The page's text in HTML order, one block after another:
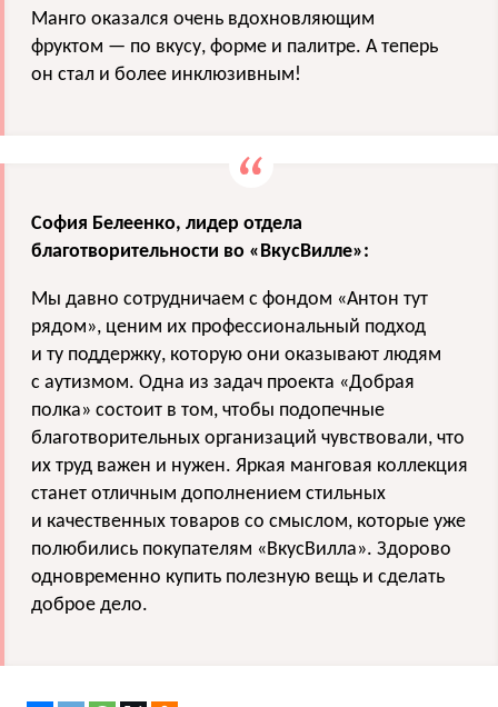
Манго оказался очень вдохновляющим
фруктом — по вкусу, форме и палитре. А теперь
он стал и более инклюзивным!
София Белеенко, лидер отдела
благотворительности во «ВкусВилле»:
Мы давно сотрудничаем с фондом «Антон тут
рядом», ценим их профессиональный подход
и ту поддержку, которую они оказывают людям
с аутизмом. Одна из задач проекта «Добрая
полка» состоит в том, чтобы подопечные
благотворительных организаций чувствовали, что
их труд важен и нужен. Яркая манговая коллекция
станет отличным дополнением стильных
и качественных товаров со смыслом, которые уже
полюбились покупателям «ВкусВилла». Здорово
одновременно купить полезную вещь и сделать
доброе дело.